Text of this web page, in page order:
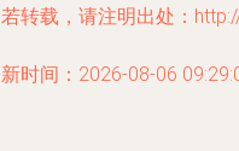
转载，请注明出处：
时间：2026-08-06